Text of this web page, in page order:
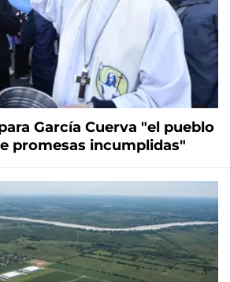
García Cuerva "el pueblo
promesas incumplidas"